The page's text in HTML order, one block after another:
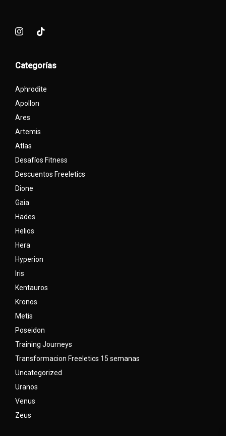
Categorías
Aphrodite
Apollon
Ares
Artemis
Atlas
Desafíos Fitness
Descuentos Freeletics
Dione
Gaia
Hades
Helios
Hera
Hyperion
Iris
Kentauros
Kronos
Metis
Poseidon
Training Journeys
Transformacion Freeletics 15 semanas
Uncategorized
Uranos
Venus
Zeus